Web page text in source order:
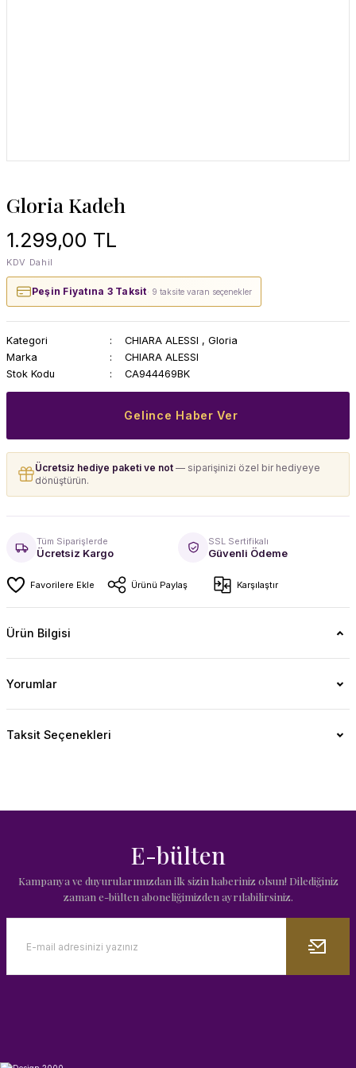
Gloria Kadeh
1.299,00 TL
KDV Dahil
Peşin Fiyatına 3 Taksit· 9 taksite varan seçenekler
Kategori CHIARA ALESSI , Gloria
Marka
CHIARA ALESSI
Stok Kodu
CA944469BK
Gelince Haber Ver
Ücretsiz hediye paketi ve not — siparişinizi özel bir hediyeye
dönüştürün.
Tüm Siparişlerde
Ücretsiz Kargo
SSL Sertifikalı
Güvenli Ödeme
Ürünü Paylaş Karşılaştır
Ürün Bilgisi
Yorumlar
Taksit Seçenekleri
E-bülten
Kampanya ve duyurularımızdan ilk sizin haberiniz olsun! Dilediğiniz
zaman e-bülten aboneliğimizden ayrılabilirsiniz.